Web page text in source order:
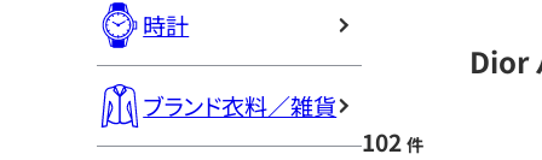
時計
ブランド衣料／雑貨
Dior
102 件